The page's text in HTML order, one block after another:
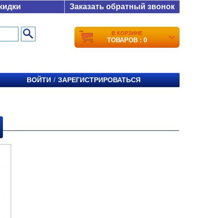
Заказать обратный звонок
В КОРЗИНЕ
ТОВАРОВ : 0
ВОЙТИ / ЗАРЕГИСТРИРОВАТЬСЯ